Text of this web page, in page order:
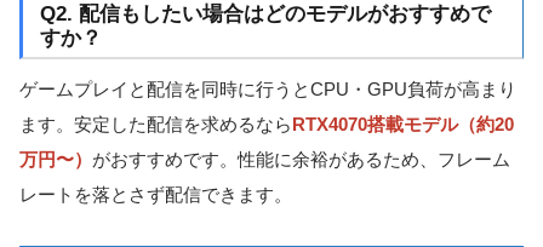
Q2. 配信もしたい場合はどのモデルがおすすめで
すか？
ゲームプレイと配信を同時に行うとCPU・GPU負荷が高まり
ます。安定した配信を求めるならRTX4070搭載モデル（約20
万円〜） がおすすめです。性能に余裕があるため、フレーム
レートを落とさず配信できます。